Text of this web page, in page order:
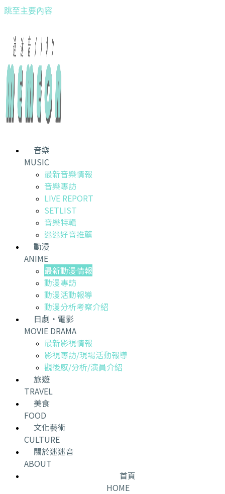
跳至主要內容
音樂
MUSIC
最新音樂情報
音樂專訪
LIVE REPORT
SETLIST
音樂特輯
迷迷好音推薦
動漫
ANIME
最新動漫情報
動漫專訪
動漫活動報導
動漫分析考察介紹
日劇・電影
MOVIE DRAMA
最新影視情報
影視專訪/現場活動報導
觀後感/分析/演員介紹
旅遊
TRAVEL
美食
FOOD
文化藝術
CULTURE
關於迷迷音
ABOUT
首頁
HOME